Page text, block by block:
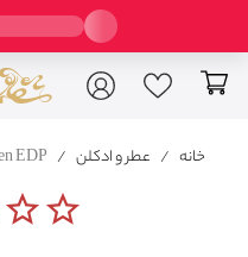
خانه / عطر و ادکلن /
star_borderstar_border